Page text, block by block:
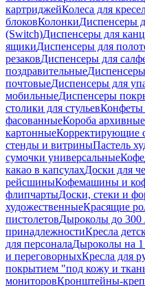
картриджейКолеса для
блоковКолонкиДиспенсеры
(Switch)Диспенсеры для
ящикиДиспенсеры для
резаковДиспенсеры для
поздравительные
почтовыеДиспенсеры для
мобильныеДиспенсеры
столики для стульевКонфеты
фасованныеКороба
картонныеКорректирующие
стенды и витриныПастель
сумочки универсальныеКофе
какао в капсулахДоски для
рейсшиныКофемашины и
флипчартыДоски, стеки и
художественныеКрасящие
пистолетовДыроколы до 300
принадлежностиКресла
для персоналаДыроколы на 1
и переговорныхКресла для
покрытием "под кожу и
мониторовКронштейны-